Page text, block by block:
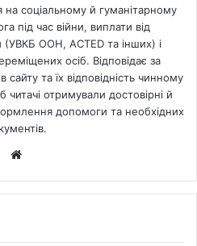
на соціальному й гуманітарному
під час війни, виплати від
(УВКБ ООН, ACTED та інших) і
осіб. Відповідає за
сайту та їх відповідність чинному
читачі отримували достовірні й
допомоги та необхідних